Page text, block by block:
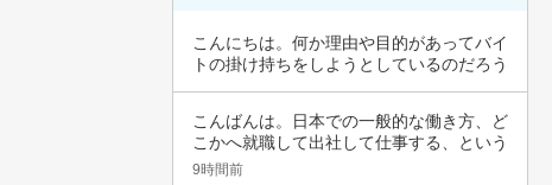
こんにちは。何か理由や目的があってバイ
トの掛け持ちをしようとしているのだろう
こんばんは。日本での一般的な働き方、ど
こかへ就職して出社して仕事する、という
職種では…
9時間前